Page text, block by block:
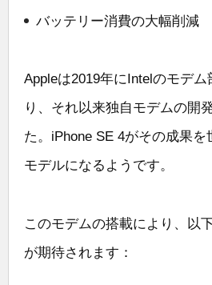
バッテリー消費の大幅削減
Appleは2019年にIntelのモデ
り、それ以来独自モデムの開
た。iPhone SE 4がその成果
モデルになるようです。
このモデムの搭載により、以
が期待されます：